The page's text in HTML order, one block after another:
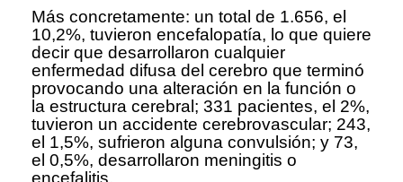
Más concretamente: un total de 1.656, el
10,2%, tuvieron encefalopatía, lo que quiere
decir que desarrollaron cualquier
enfermedad difusa del cerebro que terminó
provocando una alteración en la función o
la estructura cerebral; 331 pacientes, el 2%,
tuvieron un accidente cerebrovascular; 243,
el 1,5%, sufrieron alguna convulsión; y 73,
el 0,5%, desarrollaron meningitis o
encefalitis.